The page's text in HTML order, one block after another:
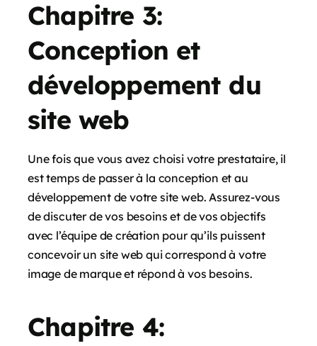
Chapitre 3:
Conception et
développement du
site web
Une fois que vous avez choisi votre prestataire, il
est temps de passer à la conception et au
développement de votre site web. Assurez-vous
de discuter de vos besoins et de vos objectifs
avec l’équipe de création pour qu’ils puissent
concevoir un site web qui correspond à votre
image de marque et répond à vos besoins.
Chapitre 4: